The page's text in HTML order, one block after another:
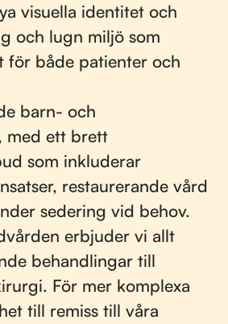
visuella identitet och
och lugn miljö som
för både patienter och
barn- och
med ett brett
som inkluderar
restaurerande vård
sedering vid behov.
erbjuder vi allt
behandlingar till
För mer komplexa
till remiss till våra